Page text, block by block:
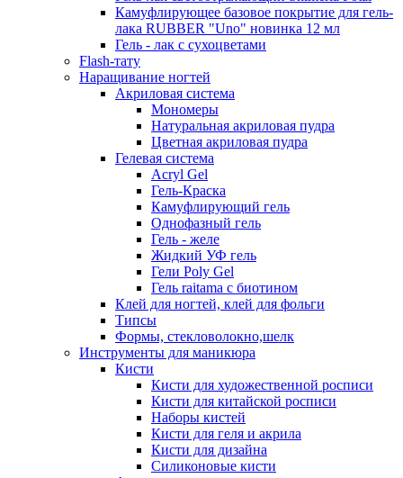
Камуфлирующее базовое покрытие для гель-
лака RUBBER "Uno" новинка 12 мл
Гель - лак с сухоцветами
Flash-тату
Наращивание ногтей
Акриловая система
Мономеры
Натуральная акриловая пудра
Цветная акриловая пудра
Гелевая система
Acryl Gel
Гель-Краска
Камуфлирующий гель
Однофазный гель
Гель - желе
Жидкий УФ гель
Гели Poly Gel
Гель raitama с биотином
Клей для ногтей, клей для фольги
Типсы
Формы, стекловолокно,шелк
Инструменты для маникюра
Кисти
Кисти для художественной росписи
Кисти для китайской росписи
Наборы кистей
Кисти для геля и акрила
Кисти для дизайна
Силиконовые кисти